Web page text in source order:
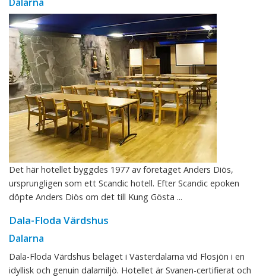
Det här hotellet byggdes 1977 av företaget Anders Diös,
ursprungligen som ett Scandic hotell. Efter Scandic epoken
döpte Anders Diös om det till Kung Gösta ...
Dala-Floda Värdshus
Dalarna
Dala-Floda Värdshus beläget i Västerdalarna vid Flosjön i en
idyllisk och genuin dalamiljö. Hotellet är Svanen-certifierat och